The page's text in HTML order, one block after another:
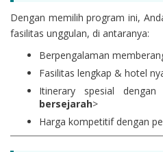
Dengan memilih program ini,
fasilitas unggulan, di antaranya:
Berpengalaman
Fasilitas lengkap & hotel
Itinerary spesial dengan
bersejarah>
Harga kompetitif dengan